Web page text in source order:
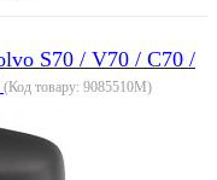
S70 / V70 / C70 /
(Код товару: 9085510M)